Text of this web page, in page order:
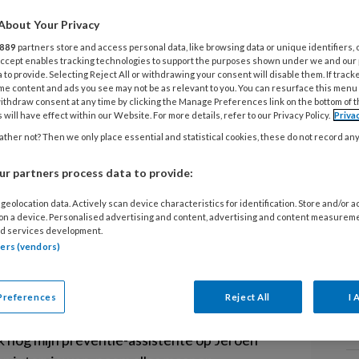
kunstgebit, dat werd natuurlijk
the place, amper kauwvermogen,
noem het allemaal maar op."
ik twee weken geleden een ouderwetse,
heb geplaatst.
vermogen liggende methoden heb
het Verschrikkelijke Ding dat prothese
praktijk en vol goede moed heb ik meneer,
Jeroen, voorgelicht over het voorkómen
Ook heb ik geen gelegenheid onbenut
roken op de mondgezondheid te
suf geboord en gevuld en ik heb een heel
nog mijn preventie-assistente op Jeroen
3
Your Privacy
889 partners store and access personal data, like browsing data or unique identifiers,
enables tracking technologies to support the purposes shown under we and
to provide. Selecting Reject All or withdrawing your consent will disable them. If
content and ads you see may not be as relevant to you. You can resurface this
consent at any time by clicking the Manage Preferences link on the bottom of
will have effect within our Website. For more details, refer to our Privacy Policy.
not? Then we only place essential and statistical cookies, these do not record
partners process data to provide:
data. Actively scan device characteristics for identification. Store and/or
a device. Personalised advertising and content, advertising and content
services development.
(vendors)
Reject All I